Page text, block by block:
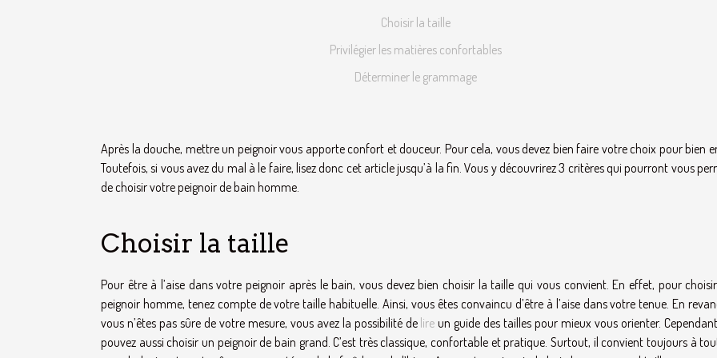
Choisir la taille
Privilégier les matières confortables
Déterminer le grammage
Après la douche, mettre un peignoir vous apporte confort et douceur. Pour cela, vous devez bien faire votre choix pour bien
Toutefois, si vous avez du mal à le faire, lisez donc cet article jusqu’à la fin. Vous y découvrirez 3 critères qui pourront vous
de choisir votre peignoir de bain homme.
Choisir la taille
Pour être à l’aise dans votre peignoir après le bain, vous devez bien choisir la taille qui vous convient. En effet, pour
peignoir homme, tenez compte de votre taille habituelle. Ainsi, vous êtes convaincu d’être à l’aise dans votre tenue. En
vous n’êtes pas sûre de votre mesure, vous avez la possibilité de lire un guide des tailles pour mieux vous orienter.
pouvez aussi choisir un peignoir de bain grand. C’est très classique, confortable et pratique. Surtout, il convient toujours à